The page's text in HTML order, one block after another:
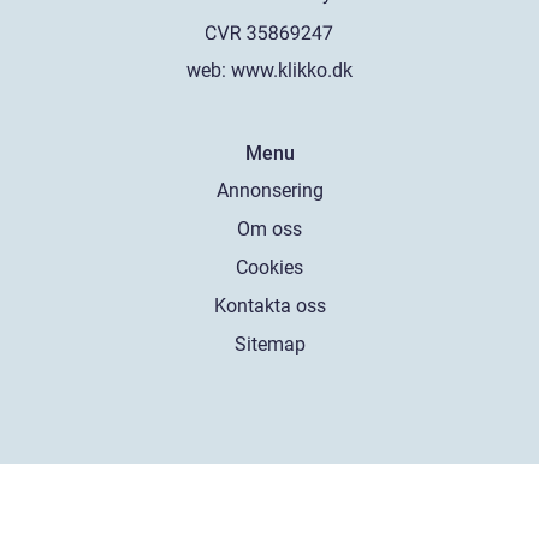
web: www.klikko.dk
Menu
Annonsering
Om oss
Cookies
Kontakta oss
Sitemap